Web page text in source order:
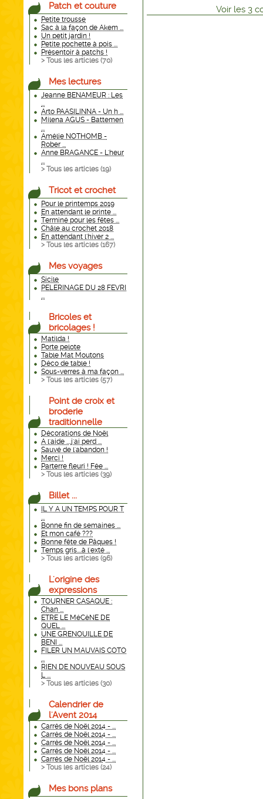
Patch et couture
Petite trousse
Sac à la façon de Akem ...
Un petit jardin !
Petite pochette à pois ...
Présentoir à patchs !
> Tous les articles (70)
Mes lectures
Jeanne BENAMEUR : Les
...
Arto PAASILINNA - Un h ...
Milena AGUS - Battemen
...
Amélie NOTHOMB -
Rober ...
Anne BRAGANCE - L'heur
...
> Tous les articles (19)
Tricot et crochet
Pour le printemps 2019
En attendant le printe ...
Terminé pour les fêtes ...
Châle au crochet 2018
En attendant l'hiver 2 ...
> Tous les articles (167)
Mes voyages
Sicile
PELERINAGE DU 28 FEVRI
...
Bricoles et
bricolages !
Matilda !
Porte pelote
Table Mat Moutons
Déco de table !
Sous-verres à ma façon ...
> Tous les articles (57)
Point de croix et
broderie
traditionnelle
Décorations de Noël
A l'aide ....j'ai perd ...
Sauvé de l'abandon !
Merci !
Parterre fleuri ! Fée ...
> Tous les articles (39)
Billet ...
IL Y A UN TEMPS POUR T
...
Bonne fin de semaines ...
Et mon café ???
Bonne fête de Pâques !
Temps gris....à l'exté ...
> Tous les articles (96)
L'origine des
expressions
TOURNER CASAQUE :
Chan ...
ETRE LE MéCèNE DE
QUEL ...
UNE GRENOUILLE DE
BENI ...
FILER UN MAUVAIS COTO
...
RIEN DE NOUVEAU SOUS
L ...
> Tous les articles (30)
Calendrier de
l'Avent 2014
Carrés de Noël 2014 - ...
Carrés de Noël 2014 - ...
Carrés de Noël 2014 - ...
Carrés de Noël 2014 - ...
Carrés de Noël 2014 - ...
> Tous les articles (24)
Mes bons plans
Voir les 3